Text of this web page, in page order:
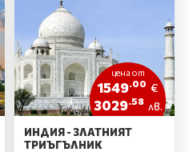
цена от
1549 .00 €
3029.58 лв.
ИНДИЯ - ЗЛАТНИЯТ
ТРИЪГЪЛНИК